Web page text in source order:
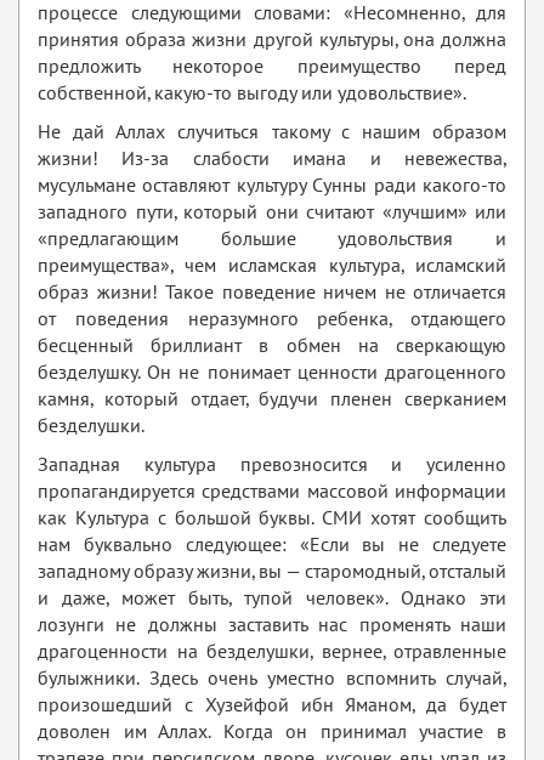
процессе следующими словами: «Несомненно, для
принятия образа жизни другой культуры, она должна
предложить некоторое преимущество перед
собственной, какую-то выгоду или удовольствие».
Не дай Аллах случиться такому с нашим образом
жизни! Из-за слабости имана и невежества,
мусульмане оставляют культуру Сунны ради какого-то
западного пути, который они считают «лучшим» или
«предлагающим большие удовольствия и
преимущества», чем исламская культура, исламский
образ жизни! Такое поведение ничем не отличается
от поведения неразумного ребенка, отдающего
бесценный бриллиант в обмен на сверкающую
безделушку. Он не понимает ценности драгоценного
камня, который отдает, будучи пленен сверканием
безделушки.
Западная культура превозносится и усиленно
пропагандируется средствами массовой информации
как Культура с большой буквы. СМИ хотят сообщить
нам буквально следующее: «Если вы не следуете
западному образу жизни, вы — старомодный, отсталый
и даже, может быть, тупой человек». Однако эти
лозунги не должны заставить нас променять наши
драгоценности на безделушки, вернее, отравленные
булыжники. Здесь очень уместно вспомнить случай,
произошедший с Хузейфой ибн Яманом, да будет
доволен им Аллах. Когда он принимал участие в